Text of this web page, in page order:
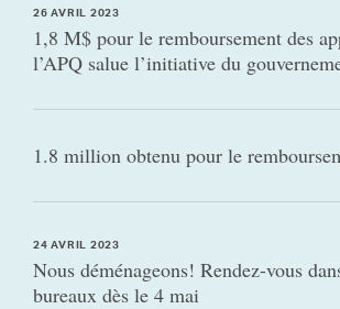
26 AVRIL 2023
1,8 M$ pour le remboursement des
l’APQ salue l’initiative du
1.8 million obtenu pour le
24 AVRIL 2023
Nous déménageons! Rendez-vous
bureaux dès le 4 mai